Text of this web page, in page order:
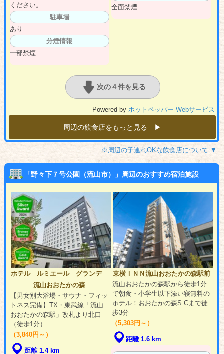
ください。
駐車場
あり
分煙情報
一部禁煙
全面禁煙
次の４件を見る
Powered by ホットペッパー Webサービス
周辺の飲食店をもっと見る ▶︎
※周辺の子連れOKな飲食店について ▼
「野々下７号公園（流山市）」周辺のおすすめ宿泊施設
ホテル ルミエール グランデ
流山おおたかの森
【男女別大浴場・サウナ・フィッ
トネス完備】TX・東武線「流山
おおたかの森駅」改札より北口
（徒歩1分）
（3,840円～）
距離 1.4 km
東横ＩＮＮ流山おおたかの森駅前
流山おおたかの森駅から徒歩1分
で朝食・小学生以下添い寝無料の
ホテル！おおたかの森S.Cまで徒
歩3分
（5,303円～）
距離 1.6 km